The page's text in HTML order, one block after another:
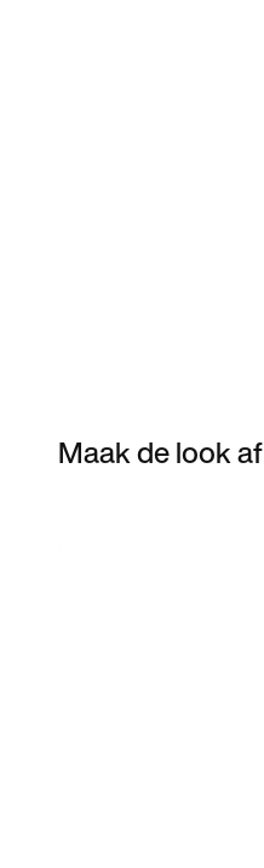
Maak de look af